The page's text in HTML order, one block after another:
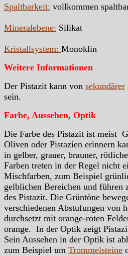
Spaltbarkeit: vollkommen
Mineralebene: Silikat
Kristallsystem: Monoklin
Weitere Informationen
Der Pistazit kann von sekundärer
sein.
Farbe, Aussehen, Optik
Die Farbe des Pistazit ist meist
Oliven oder Pistazien erinnern
in gelber, grauer, brauner,
Farben treten in der Regel nicht
Mischfarben, zum Beispiel
gelblichen Bereichen und führen
des Pistazit. Die Grüntöne
verschiedenen Abstufungen von
durchsetzt mit orange-roten
orange. In der Optik zeigt
Sein Aussehen in der Optik ist
zum Beispiel um Trommelsteine